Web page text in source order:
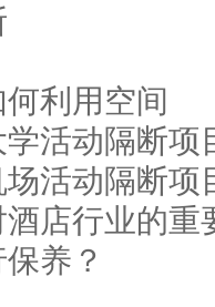
利用空间
活动隔断项
活动隔断项
店行业的重
养？